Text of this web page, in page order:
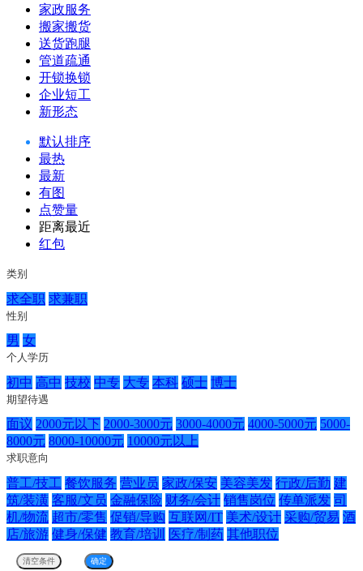
家政服务
搬家搬货
送货跑腿
管道疏通
开锁换锁
企业短工
新形态
默认排序
最热
最新
有图
点赞量
距离最近
红包
类别
求全职 求兼职
性别
男 女
个人学历
初中 高中 技校 中专 大专 本科 硕士 博士
期望待遇
面议 2000元以下 2000-3000元 3000-4000元 4000-5000元 5000-
8000元 8000-10000元 10000元以上
求职意向
普工/技工 餐饮服务 营业员 家政/保安 美容美发 行政/后勤 建
筑/装潢 客服/文员 金融保险 财务/会计 销售岗位 传单派发 司
机/物流 超市/零售 促销/导购 互联网/IT 美术/设计 采购/贸易 酒
店/旅游 健身/保健 教育/培训 医疗/制药 其他职位